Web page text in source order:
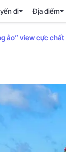
đi Địa điểm
ảo” view cực chất